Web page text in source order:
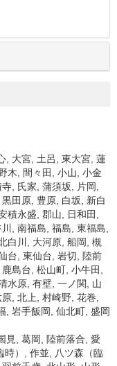
, 大宮, 土呂, 東大宮, 蓮
木, 間々田, 小山, 小金
, 氏家, 蒲須坂, 片岡,
田原, 豊原, 白坂, 新白
積永盛, 郡山, 日和田,
, 南福島, 福島, 東福島,
白川, 大河原, 船岡, 槻
台, 東仙台, 岩切, 陸前
島台, 松山町, 小牛田,
水原, 有壁, 一ノ関, 山
, 北上, 村崎野, 花巻,
, 岩手飯岡, 仙北町, 盛岡
見, 葛岡, 陸前落合, 愛
時）, 作並, 八ツ森（臨